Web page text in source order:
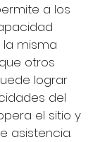
a los
misma
otros
lograr
del
el sitio y
asistencia.